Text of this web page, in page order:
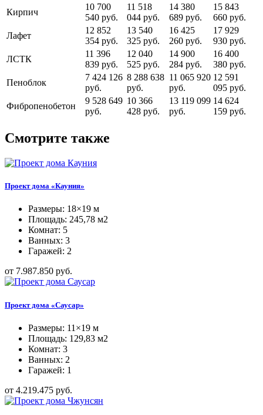
Кирпич
10 700
540 руб.
11 518
044 руб.
14 380
689 руб.
15 843
660 руб.
Лафет
12 852
354 руб.
13 540
325 руб.
16 425
260 руб.
17 929
930 руб.
ЛСТК
11 396
839 руб.
12 040
525 руб.
14 900
284 руб.
16 400
380 руб.
Пеноблок
7 424 126
руб.
8 288 638
руб.
11 065 920
руб.
12 591
095 руб.
Фибропенобетон
9 528 649
руб.
10 366
428 руб.
13 119 099
руб.
14 624
159 руб.
Смотрите также
Проект дома «Кауния»
Размеры: 18×19 м
Площадь: 245,78 м2
Комнат: 5
Ванных: 3
Гаражей: 2
от 7.987.850 руб.
Проект дома «Саусар»
Размеры: 11×19 м
Площадь: 129,83 м2
Комнат: 3
Ванных: 2
Гаражей: 1
от 4.219.475 руб.